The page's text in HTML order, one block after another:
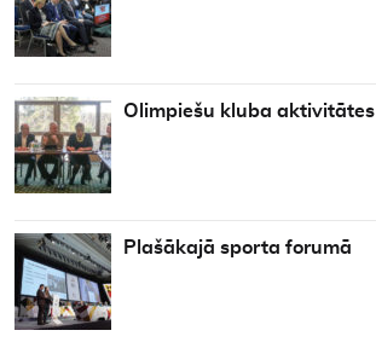
Olimpiešu kluba aktivitātes
Plašākajā sporta forumā